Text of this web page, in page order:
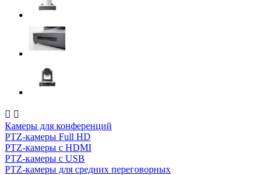
 
Камеры для конференций
PTZ-камеры Full HD
PTZ-камеры с HDMI
PTZ-камеры с USB
PTZ-камеры для средних переговорных